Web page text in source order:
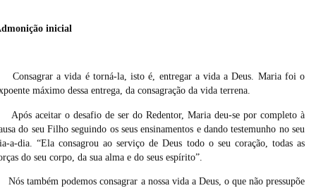
inicial
Consagrar a vida é torná-la, isto é, entregar a vida a Deus. Maria foi o
máximo dessa entrega, da consagração da vida terrena.
Após aceitar o desafio de ser do Redentor, Maria deu-se por completo à
do seu Filho seguindo os seus ensinamentos e dando testemunho no seu
a-dia. “Ela consagrou ao serviço de Deus todo o seu coração, todas as
do seu corpo, da sua alma e do seus espírito”.
Nós também podemos consagrar a nossa vida a Deus, o que não pressupõe